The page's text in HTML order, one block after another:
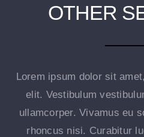
OTHER
Lorem ipsum dolor sit
elit. Vestibulum
ullamcorper. Vivamus eu
rhoncus nisi. Curabitur